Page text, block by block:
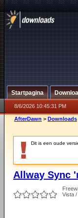
Startpagina
8/6/2026 10:45:31 PM
AfterDawn > Downloads
Dit is een oude
Allway Sync
Vista /